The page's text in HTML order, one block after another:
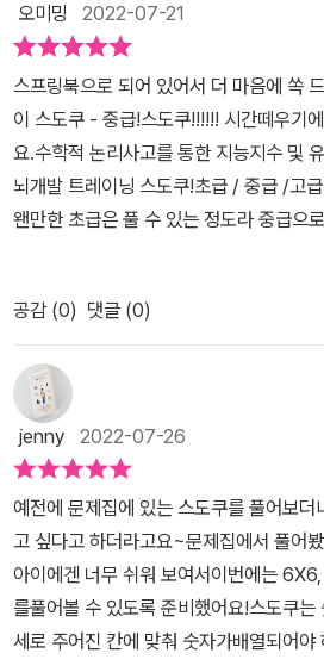
다. <초등수학 만점왕 어린이 스도쿠>​일
단어가 눈에 딱 들어왔다.스도쿠는 난이도
가 나오기에 아이 수준에 잘 맞춰 시작해
해보지도 못하고 질려서 손을 놓을 수 있
아이들에게 딱 적당한 난이도일 것 같았
스도쿠 시리즈는 초급, 중급, 고급으로 나
X4, 6X6 퍼즐이 총 200문제, 중급은
제, 고급은 8X8, 9X9 퍼즐이 총 150문
나이나 수준에 맞춰서 난이도를 고르면 되
을 보니 더욱 마음에 들었다.스프링 핸드
넘기며 퍼즐을 풀기 좋다.아무래도 일반
때 완벽하게 180도로 펼쳐지지는 않아서
를 적는게 불편하다. 하지만 스프링으로
는데 불편하지 않다는 것. 또한 핸드북이
반정도의 크기라 가지고 다니기에도 좋다
무엇인지, 이 책의 구성은 어떤지, 스도쿠
방법과 규칙을 자세하게 설명해놓았다.그
사람도 이 책만 있으면 스도쿠에 대해 많
오미밍 2022-07-21
스프링북으로 되어 있어서 더 마음에 쏙
이 스도쿠 - 중급!스도쿠!!!!!! 시간떼우기
요.수학적 논리사고를 통한 지능지수 및
뇌개발 트레이닝 스도쿠!초급 / 중급 /고
왠만한 초급은 풀 수 있는 정도라 중급으
안에서의 숫자도 겹쳐서는 안된다!요 두
리가 되기도 한답니다.중급의 앞부분은
로 나오는데 .. 전 8x8 문제들이 더 쉽게
요????????진짜 오랜만에 .. 거의 1년?
느낌이 들었는데 슬슬 머리에 쥐나게 생각
있어졌답니다 ㅋㅋ 아이가 처음에 어렵다
렵더라구요 ㅋㅋㅋㅋㅋㅋㅋㅋ 우린 초급
푸는 걸 보고, 옆에서 한두번 알려주었더
이 새록새록 올라왔나봐요. 엄마가 하던
어보기도 하고, 자기가 막 줄도 그어 보면
지요 ㅎㅎ스프링북이라서 스프링 쪽에
어요.외식을 하거나 바깥 외출 시 짬내서
공감 (0) 댓글 (0)
jenny 2022-07-26
예전에 문제집에 있는 스도쿠를 풀어보더
고 싶다고 하더라고요~문제집에서 풀어
아이에겐 너무 쉬워 보여서이번에는
를풀어볼 수 있도록 준비했어요!​스도쿠는
세로 주어진 칸에 맞춰 숫자가배열되어야